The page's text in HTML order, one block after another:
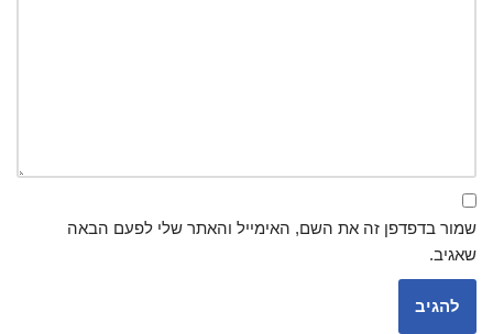
שמור בדפדפן זה את השם, האימייל והאתר שלי לפעם הבאה
שאגיב.